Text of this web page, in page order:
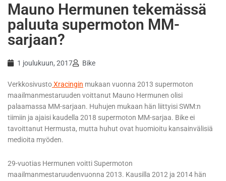
Mauno Hermunen tekemässä
paluuta supermoton MM-
sarjaan?
1 joulukuun, 2017 Bike
VerkkosivustoXracingin mukaan vuonna 2013 supermoton
maailmanmestaruuden voittanut Mauno Hermunen olisi
palaamassa MM-sarjaan. Huhujen mukaan hän liittyisi SWM:n
tiimiin ja ajaisi kaudella 2018 supermoton MM-sarjaa. Bike ei
tavoittanut Hermusta, mutta huhut ovat huomioitu kansainvälisiä
medioita myöden.
29-vuotias Hermunen voitti Supermoton
maailmanmestaruudenvuonna 2013. Kausilla 2012 ja 2014 hän